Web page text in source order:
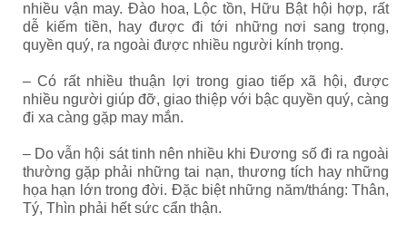
nhiều vận may. Đào hoa, Lộc tồn, Hữu Bật hội hợp, rất
dễ kiếm tiền, hay được đi tới những nơi sang trọng,
quyền quý, ra ngoài được nhiều người kính trọng.
– Có rất nhiều thuận lợi trong giao tiếp xã hội, được
nhiều người giúp đỡ, giao thiệp với bậc quyền quý, càng
đi xa càng gặp may mắn.
– Do vẫn hội sát tinh nên nhiều khi Đương số đi ra ngoài
thường gặp phải những tai nạn, thương tích hay những
họa hạn lớn trong đời. Đặc biệt những năm/tháng: Thân,
Tý, Thìn phải hết sức cẩn thận.